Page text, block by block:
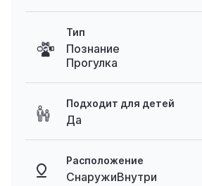
Тип
Познание
Прогулка
Подходит для детей
Да
Расположение
СнаружиВнутри